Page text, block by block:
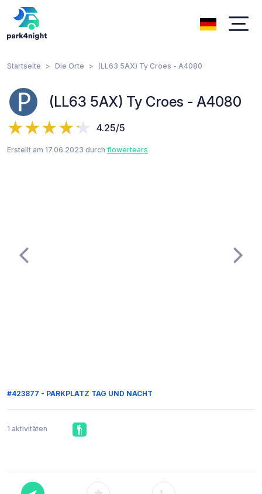
Startseite Die Orte (LL63 5AX) Ty Croes - A4080
(LL63 5AX) Ty Croes - A4080
4.25/5
Erstellt am 17.06.2023 durch flowertears
#423877 - PARKPLATZ TAG UND NACHT
1 aktivitäten